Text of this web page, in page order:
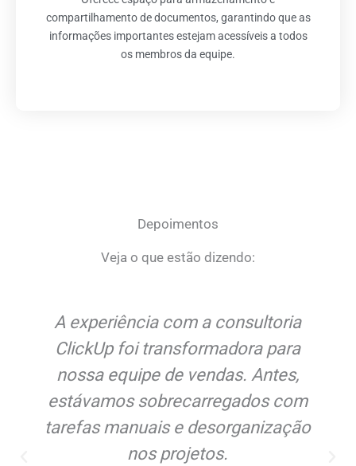
compartilhamento de documentos, garantindo que as
informações importantes estejam acessíveis a todos
os membros da equipe.
de trabalho.
Depoimentos
Veja o que estão dizendo:
A experiência com a consultoria
ClickUp foi transformadora para
nossa equipe de vendas. Antes,
estávamos sobrecarregados com
tarefas manuais e desorganização
nos projetos.